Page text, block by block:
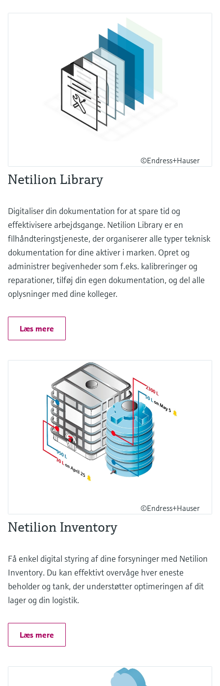
©Endress+Hauser
Netilion Library
Digitaliser din dokumentation for at spare tid og
effektivisere arbejdsgange. Netilion Library er en
filhåndteringstjeneste, der organiserer alle typer teknisk
dokumentation for dine aktiver i marken. Opret og
administrer begivenheder som f.eks. kalibreringer og
reparationer, tilføj din egen dokumentation, og del alle
oplysninger med dine kolleger.
Læs mere
©Endress+Hauser
Netilion Inventory
Få enkel digital styring af dine forsyninger med Netilion
Inventory. Du kan effektivt overvåge hver eneste
beholder og tank, der understøtter optimeringen af dit
lager og din logistik.
Læs mere